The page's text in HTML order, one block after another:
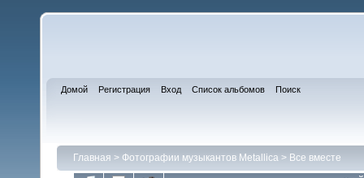
Домой Регистрация Вход Список альбомов Поиск
Главная > Фотографии музыкантов Metallica > Все вместе